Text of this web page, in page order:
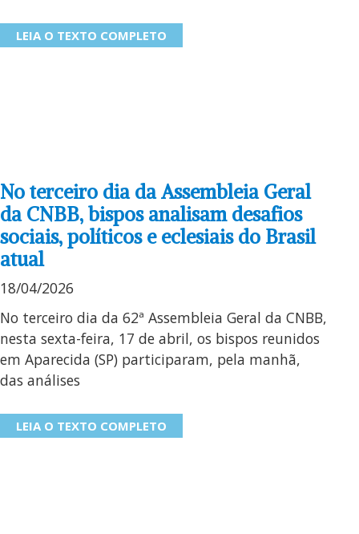
LEIA O TEXTO COMPLETO
No terceiro dia da Assembleia Geral
da CNBB, bispos analisam desafios
sociais, políticos e eclesiais do Brasil
atual
18/04/2026
No terceiro dia da 62ª Assembleia Geral da CNBB,
nesta sexta-feira, 17 de abril, os bispos reunidos
em Aparecida (SP) participaram, pela manhã,
das análises
LEIA O TEXTO COMPLETO